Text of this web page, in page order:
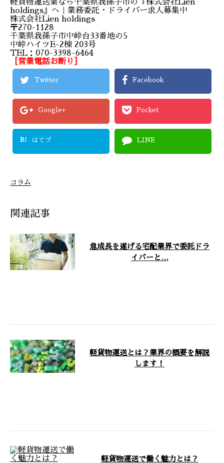
軽貨物運送業なら千葉県我孫子市の『株式会社Lien
holdings』へ｜業務委託・ドライバー求人募集中
株式会社Lien holdings
〒270-1128
千葉県我孫子市中峠台33番地の5
中峠ハイツE-2棟 203号
TEL：070-3398-6464
［営業電話お断り］
Twitter Facebook
Google+ Pocket
B! はてブ LINE
コラム
関連記事
急成長を遂げる宅配業界で委託ドラ
イバーと…
軽貨物運送とは？業界の概要を解説
します！
軽貨物運送で働く魅力とは？